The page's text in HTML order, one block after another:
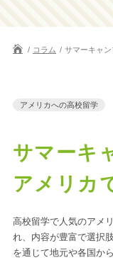
コラム サマーキャ
アメリカへの高校留学
サマーキ
アメリカ
高校留学で人気のアメ
れ、内容が豊富で選択
を通じて地元や各国か